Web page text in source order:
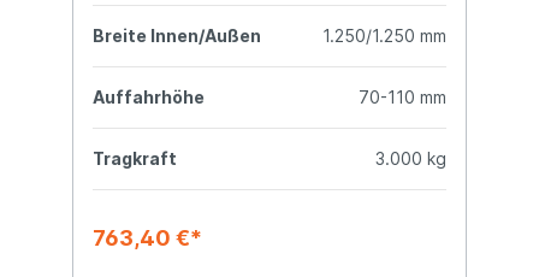
Breite Innen/Außen 1.250/1.250 mm
Auffahrhöhe 70-110 mm
Tragkraft 3.000 kg
763,40 €*